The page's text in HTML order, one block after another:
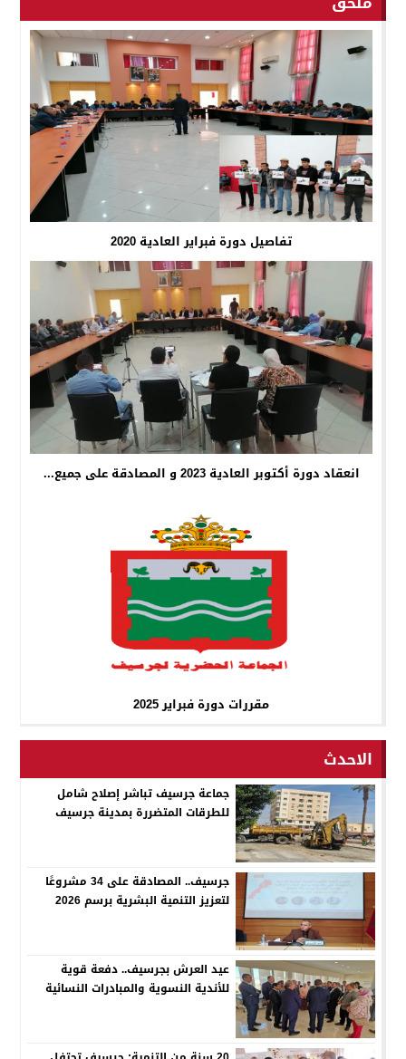
تفاصيل دورة فبراير العادية 2020
انعقاد دورة أكتوبر العادية 2023 و المصادقة على جميع...
مقررات دورة فبراير 2025
الاحدث
جماعة جرسيف تباشر إصلاح شامل
للطرقات المتضررة بمدينة جرسيف
جرسيف.. المصادقة على 34 مشروعًا
لتعزيز التنمية البشرية برسم 2026
عيد العرش بجرسيف.. دفعة قوية
للأندية النسوية والمبادرات النسائية